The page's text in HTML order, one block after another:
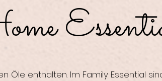
Öle enthalten. Im Family Essential